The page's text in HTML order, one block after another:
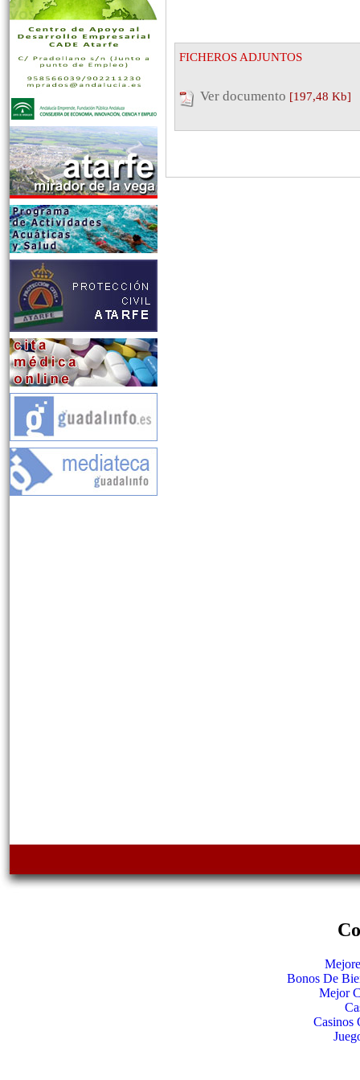
FICHEROS ADJUNTOS
Ver documento [197,48 Kb]
Bonos De
Mejor
Casinos